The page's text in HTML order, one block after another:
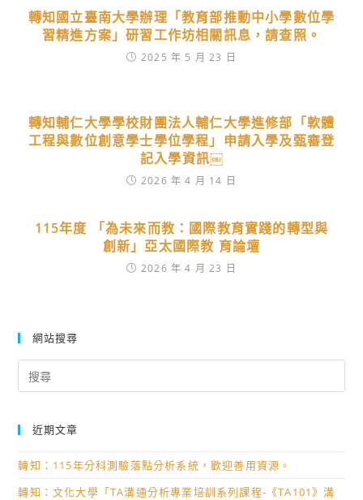
轉知國立臺南大學辦理「教育部推動中小學數位學
習精進方案」研習工作坊相關訊息，請查照。
2025 年 5 月 23 日
轉知輔仁大學學校財團法人輔仁大學進修部「軟體
工程與數位創意學士學位學程」申請入學及甄審登
記入學資訊￼
2026 年 4 月 14 日
115年度 「為未來而教：國際教育實踐的轉型與
創新」亞太國際教 育論壇
2026 年 4 月 23 日
網站搜尋
for:
近期文章
轉知：115年分科測驗落點分析系統，歡迎善用資源。
轉知：文化大學「TA溝通分析專業培訓系列課程-《TA101》溝